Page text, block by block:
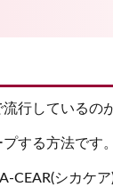
行しているの
する方法です。
CEAR(シカケ